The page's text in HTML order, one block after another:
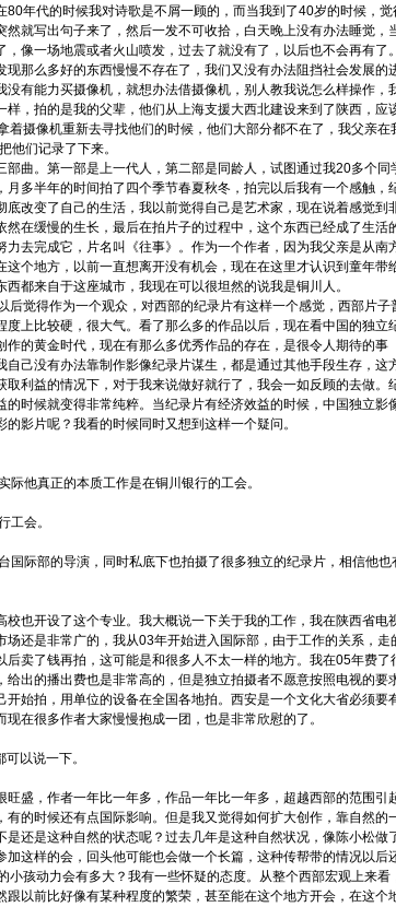
年代的时候我对诗歌是不屑一顾的，而当我到了40岁的时候，觉
就写出句子来了，然后一发不可收拾，白天晚上没有办法睡觉，
像一场地震或者火山喷发，过去了就没有了，以后也不会再有了。
那么多好的东西慢慢不存在了，我们又没有办法阻挡社会发展的
有能力买摄像机，就想办法借摄像机，别人教我说怎么样操作，
，拍的是我的父辈，他们从上海支援大西北建设来到了陕西，应
摄像机重新去寻找他们的时候，他们大部分都不在了，我父亲在
他们记录了下来。
曲。第一部是上一代人，第二部是同龄人，试图通过我20多个同
多半年的时间拍了四个季节春夏秋冬，拍完以后我有一个感触，
改变了自己的生活，我以前觉得自己是艺术家，现在说着感觉到
在缓慢的生长，最后在拍片子的过程中，这个东西已经成了生活
去完成它，片名叫《往事》。作为一个作者，因为我父亲是从南
个地方，以前一直想离开没有机会，现在在这里才认识到童年带
都来自于这座城市，我现在可以很坦然的说我是铜川人。
觉得作为一个观众，对西部的纪录片有这样一个感觉，西部片子
上比较硬，很大气。看了那么多的作品以后，现在看中国的独立
的黄金时代，现在有那么多优秀作品的存在，是很令人期待的事
己没有办法靠制作影像纪录片谋生，都是通过其他手段生存，这
利益的情况下，对于我来说做好就行了，我会一如反顾的去做。
时候就变得非常纯粹。当纪录片有经济效益的时候，中国独立影
影片呢？我看的时候同时又想到这样一个疑问。
他真正的本质工作是在铜川银行的工会。
会。
际部的导演，同时私底下也拍摄了很多独立的纪录片，相信他也
也开设了这个专业。我大概说一下关于我的工作，我在陕西省电
还是非常广的，我从03年开始进入国际部，由于工作的关系，走
卖了钱再拍，这可能是和很多人不太一样的地方。我在05年费了
出的播出费也是非常高的，但是独立拍摄者不愿意按照电视的要
始拍，用单位的设备在全国各地拍。西安是一个文化大省必须要
在很多作者大家慢慢抱成一团，也是非常欣慰的了。
以说一下。
盛，作者一年比一年多，作品一年比一年多，超越西部的范围引
的时候还有点国际影响。但是我又觉得如何扩大创作，靠自然的
还是这种自然的状态呢？过去几年是这种自然状况，像陈小松做
这样的会，回头他可能也会做一个长篇，这种传帮带的情况以后
孩动力会有多大？我有一些怀疑的态度。从整个西部宏观上来看
以前比好像有某种程度的繁荣，甚至能在这个地方开会，在这个